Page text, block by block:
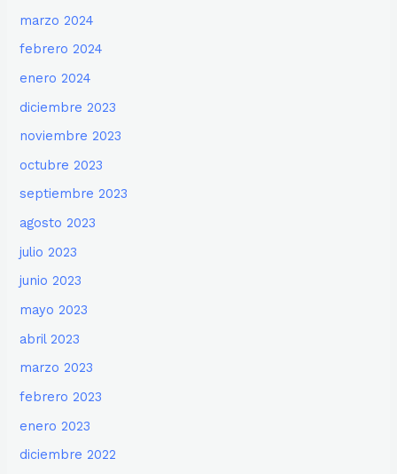
marzo 2024
febrero 2024
enero 2024
diciembre 2023
noviembre 2023
octubre 2023
septiembre 2023
agosto 2023
julio 2023
junio 2023
mayo 2023
abril 2023
marzo 2023
febrero 2023
enero 2023
diciembre 2022